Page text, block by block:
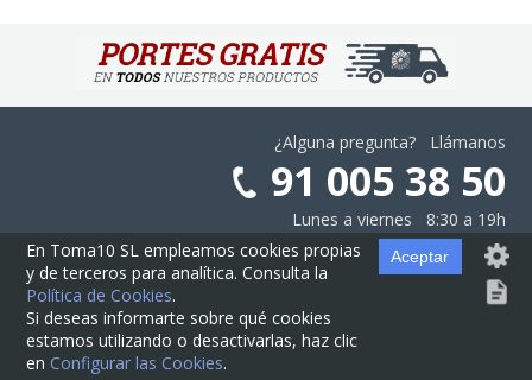
¿Alguna pregunta? Llámanos
91 005 38 50
Lunes a viernes 8:30 a 19h
Aviso Legal·Privacidad·Cookies·Configurar las Cookies·Contratación
© Cajas10.com ·contacto@cajas10.com
En Toma10 SL empleamos cookies propias
y de terceros para analítica. Consulta la
Política de Cookies.
Si deseas informarte sobre qué cookies
estamos utilizando o desactivarlas, haz clic
en Configurar las Cookies.
Aceptar